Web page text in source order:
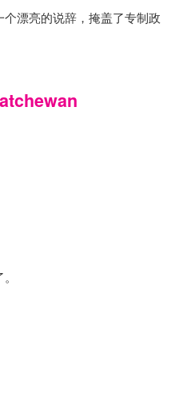
漂亮的说辞，掩盖了专制政